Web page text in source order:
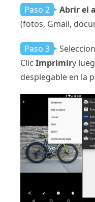
Paso 2 Abrir el
(fotos, Gmail,
Paso 3
Clic Imprimiry
desplegable en la